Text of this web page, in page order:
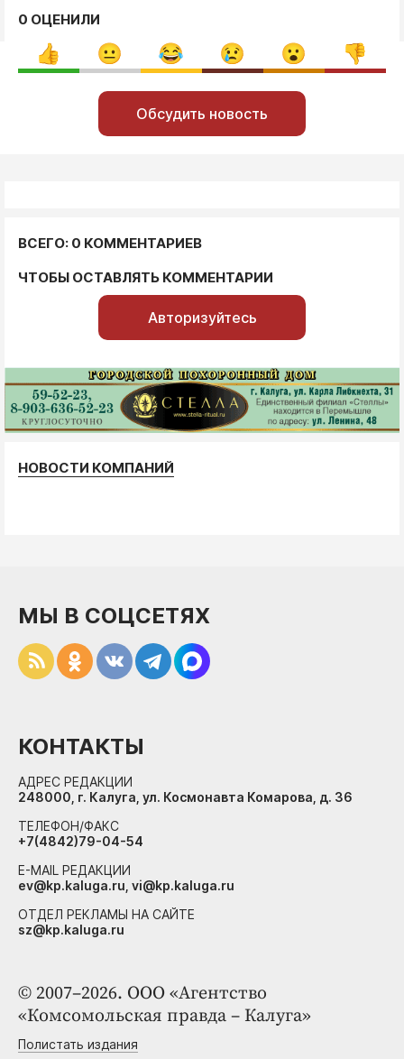
0 ОЦЕНИЛИ
Обсудить новость
ВСЕГО: 0 КОММЕНТАРИЕВ
ЧТОБЫ ОСТАВЛЯТЬ КОММЕНТАРИИ
Авторизуйтесь
НОВОСТИ КОМПАНИЙ
© 2007–2026. ООО «Агентство
«Комсомольская правда – Калуга»
Полистать издания
МЫ В СОЦСЕТЯХ
КОНТАКТЫ
АДРЕС РЕДАКЦИИ
248000, г. Калуга, ул. Космонавта Комарова, д. 36
ТЕЛЕФОН/ФАКС
+7(4842)79-04-54
E-MAIL РЕДАКЦИИ
ev@kp.kaluga.ru, vi@kp.kaluga.ru
ОТДЕЛ РЕКЛАМЫ НА САЙТЕ
sz@kp.kaluga.ru